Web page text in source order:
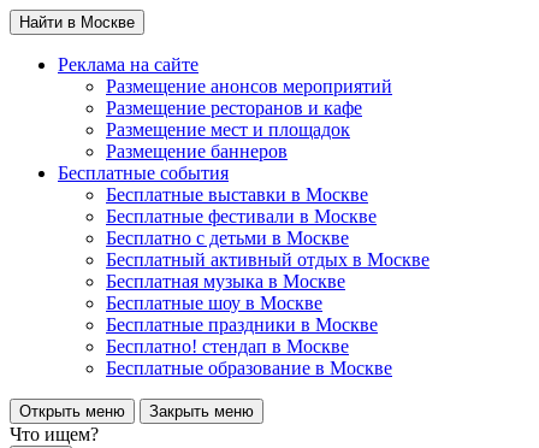
Найти в Москве
Реклама на сайте
Размещение анонсов мероприятий
Размещение ресторанов и кафе
Размещение мест и площадок
Размещение баннеров
Бесплатные события
Бесплатные выставки в Москве
Бесплатные фестивали в Москве
Бесплатно с детьми в Москве
Бесплатный активный отдых в Москве
Бесплатная музыка в Москве
Бесплатные шоу в Москве
Бесплатные праздники в Москве
Бесплатно! стендап в Москве
Бесплатные образование в Москве
Открыть меню Закрыть меню
Что ищем?